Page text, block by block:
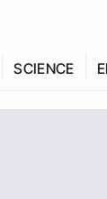
SCIENCE